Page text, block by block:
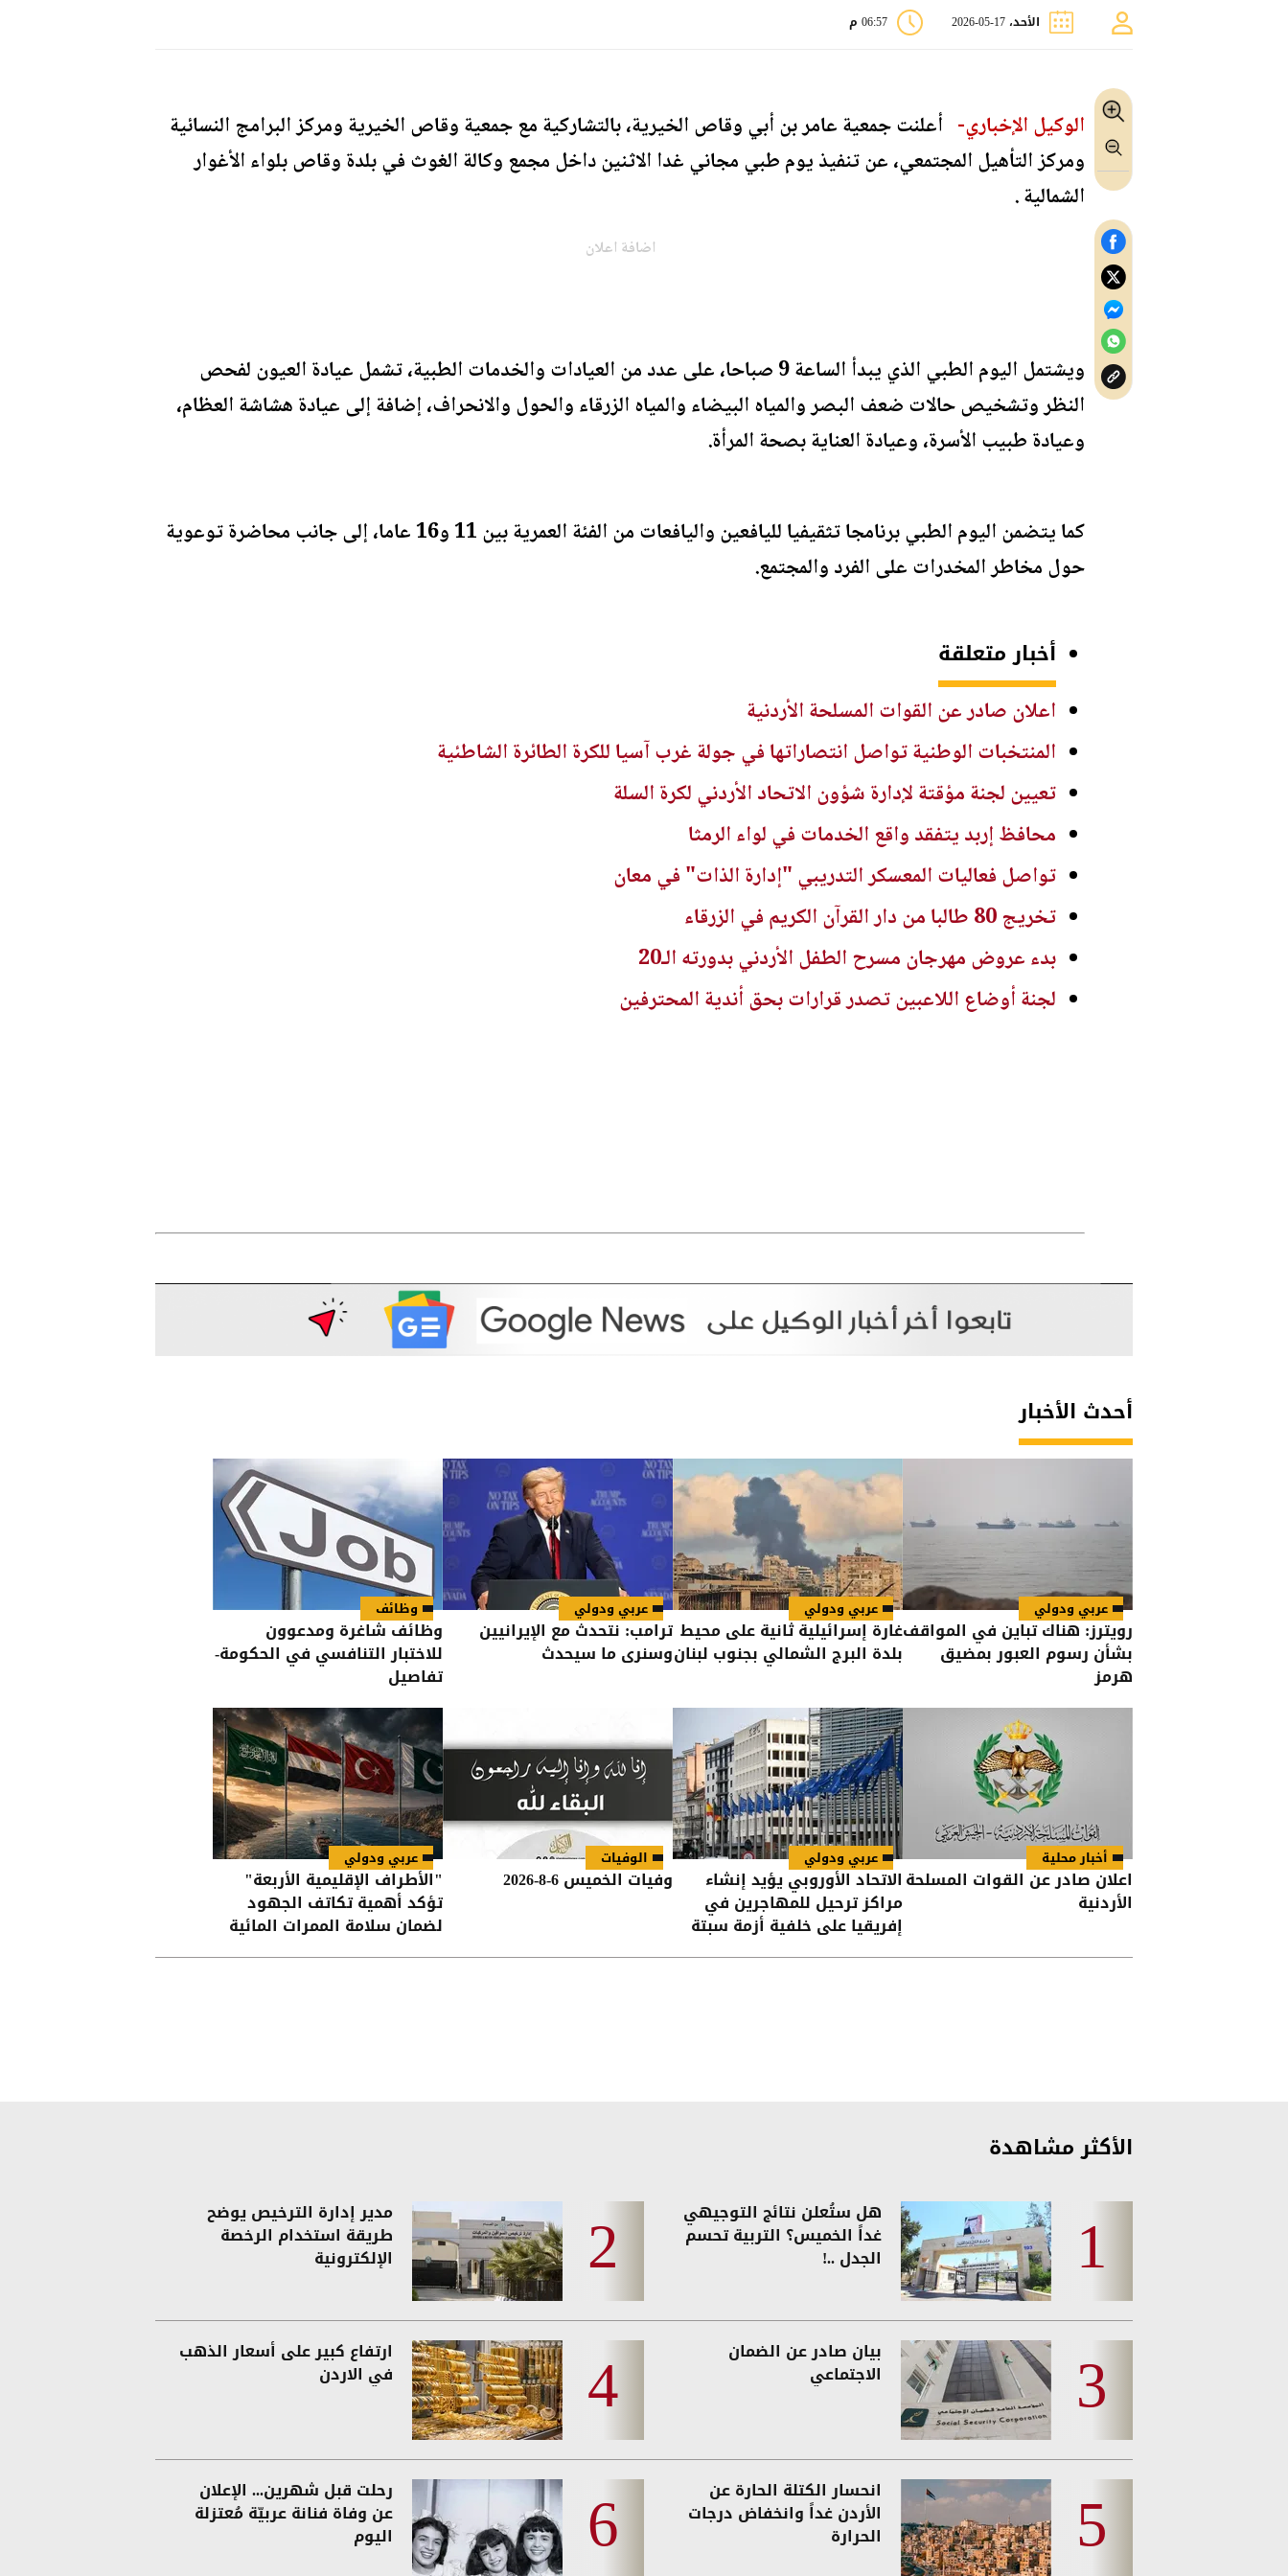
الأحد، 17-05-2026 06:57 م
الوكيل الإخباري- أعلنت جمعية عامر بن أبي وقاص الخيرية، بالتشاركية مع جمعية وقاص الخيرية ومركز البرامج النسائية
ومركز التأهيل المجتمعي، عن تنفيذ يوم طبي مجاني غدا الاثنين داخل مجمع وكالة الغوث في بلدة وقاص بلواء الأغوار
الشمالية .
اضافة اعلان
ويشتمل اليوم الطبي الذي يبدأ الساعة 9 صباحا، على عدد من العيادات والخدمات الطبية، تشمل عيادة العيون لفحص
النظر وتشخيص حالات ضعف البصر والمياه البيضاء والمياه الزرقاء والحول والانحراف، إضافة إلى عيادة هشاشة العظام،
وعيادة طبيب الأسرة، وعيادة العناية بصحة المرأة.
كما يتضمن اليوم الطبي برنامجا تثقيفيا لليافعين واليافعات من الفئة العمرية بين 11 و16 عاما، إلى جانب محاضرة توعوية
حول مخاطر المخدرات على الفرد والمجتمع.
أخبار متعلقة
اعلان صادر عن القوات المسلحة الأردنية
المنتخبات الوطنية تواصل انتصاراتها في جولة غرب آسيا للكرة الطائرة الشاطئية
تعيين لجنة مؤقتة لإدارة شؤون الاتحاد الأردني لكرة السلة
محافظ إربد يتفقد واقع الخدمات في لواء الرمثا
تواصل فعاليات المعسكر التدريبي "إدارة الذات" في معان
تخريج 80 طالبا من دار القرآن الكريم في الزرقاء
بدء عروض مهرجان مسرح الطفل الأردني بدورته الـ20
لجنة أوضاع اللاعبين تصدر قرارات بحق أندية المحترفين
أحدث الأخبار
عربي ودولي
رويترز: هناك تباين في المواقف
بشأن رسوم العبور بمضيق
هرمز
عربي ودولي
غارة إسرائيلية ثانية على محيط
بلدة البرج الشمالي بجنوب لبنان
عربي ودولي
ترامب: نتحدث مع الإيرانيين
وسنرى ما سيحدث
وظائف
وظائف شاغرة ومدعوون
للاختبار التنافسي في الحكومة-
تفاصيل
أخبار محلية
اعلان صادر عن القوات المسلحة
الأردنية
عربي ودولي
الاتحاد الأوروبي يؤيد إنشاء
مراكز ترحيل للمهاجرين في
إفريقيا على خلفية أزمة سبتة
الوفيات
وفيات الخميس 6-8-2026
عربي ودولي
"الأطراف الإقليمية الأربعة"
تؤكد أهمية تكاتف الجهود
لضمان سلامة الممرات المائية
في هرمز وباب المندب
الأكثر مشاهدة
هل ستُعلن نتائج التوجيهي
غداً الخميس؟ التربية تحسم
الجدل ..!
مدير إدارة الترخيص يوضح
طريقة استخدام الرخصة
الإلكترونية
بيان صادر عن الضمان
الاجتماعي
ارتفاع كبير على أسعار الذهب
في الاردن
انحسار الكتلة الحارة عن
الأردن غداً وانخفاض درجات
الحرارة
رحلت قبل شهرين... الإعلان
عن وفاة فنانة عربيّة مُعتزلة
اليوم